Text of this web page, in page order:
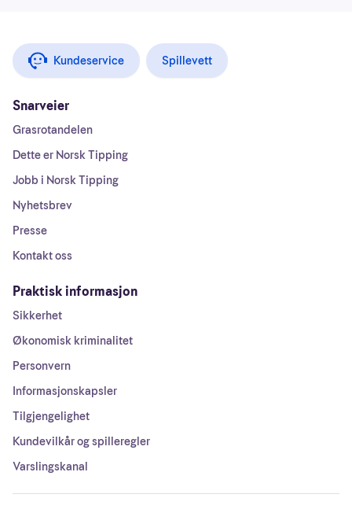
Kundeservice Spillevett
Snarveier
Grasrotandelen
Dette er Norsk Tipping
Jobb i Norsk Tipping
Nyhetsbrev
Presse
Kontakt oss
Praktisk informasjon
Sikkerhet
Økonomisk kriminalitet
Personvern
Informasjonskapsler
Tilgjengelighet
Kundevilkår og spilleregler
Varslingskanal